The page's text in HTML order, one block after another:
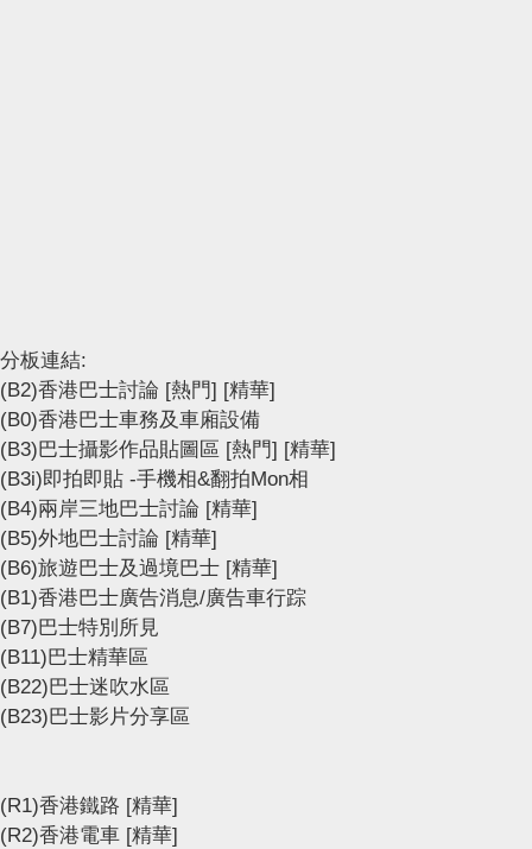
分板連結:
(B2)香港巴士討論 [熱門] [精華]
(B0)香港巴士車務及車廂設備
(B3)巴士攝影作品貼圖區 [熱門] [精華]
(B3i)即拍即貼 -手機相&翻拍Mon相
(B4)兩岸三地巴士討論 [精華]
(B5)外地巴士討論 [精華]
(B6)旅遊巴士及過境巴士 [精華]
(B1)香港巴士廣告消息/廣告車行踪
(B7)巴士特別所見
(B11)巴士精華區
(B22)巴士迷吹水區
(B23)巴士影片分享區
(R1)香港鐵路 [精華]
(R2)香港電車 [精華]